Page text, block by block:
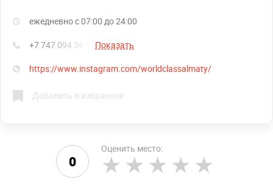
ежедневно с 07:00 до 24:00
+7 747 094 36 68 Показать
https://www.instagram.com/worldclassalmaty/
Добавить в избранное
0
Оценить место: